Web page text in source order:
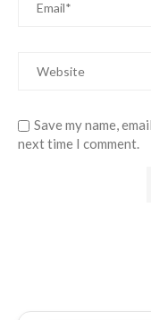
Save my name,
next time I comment.